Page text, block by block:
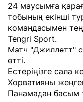
24 маусымға
тобының екінші
командасымен
Tengri Sport.
Матч "Джиллетт"
өтті.
Естеріңізге сала
Хорватияны
Панамадан басым